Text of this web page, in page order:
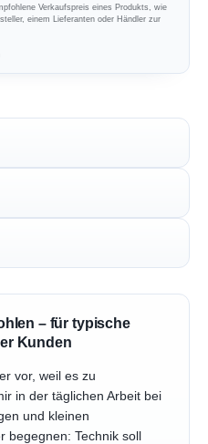
Verkaufspreis eines Produkts, wie
einem Lieferanten oder Händler zur
– für typische
Kunden
vor, weil es zu
in der täglichen Arbeit bei
und kleinen
begegnen: Technik soll